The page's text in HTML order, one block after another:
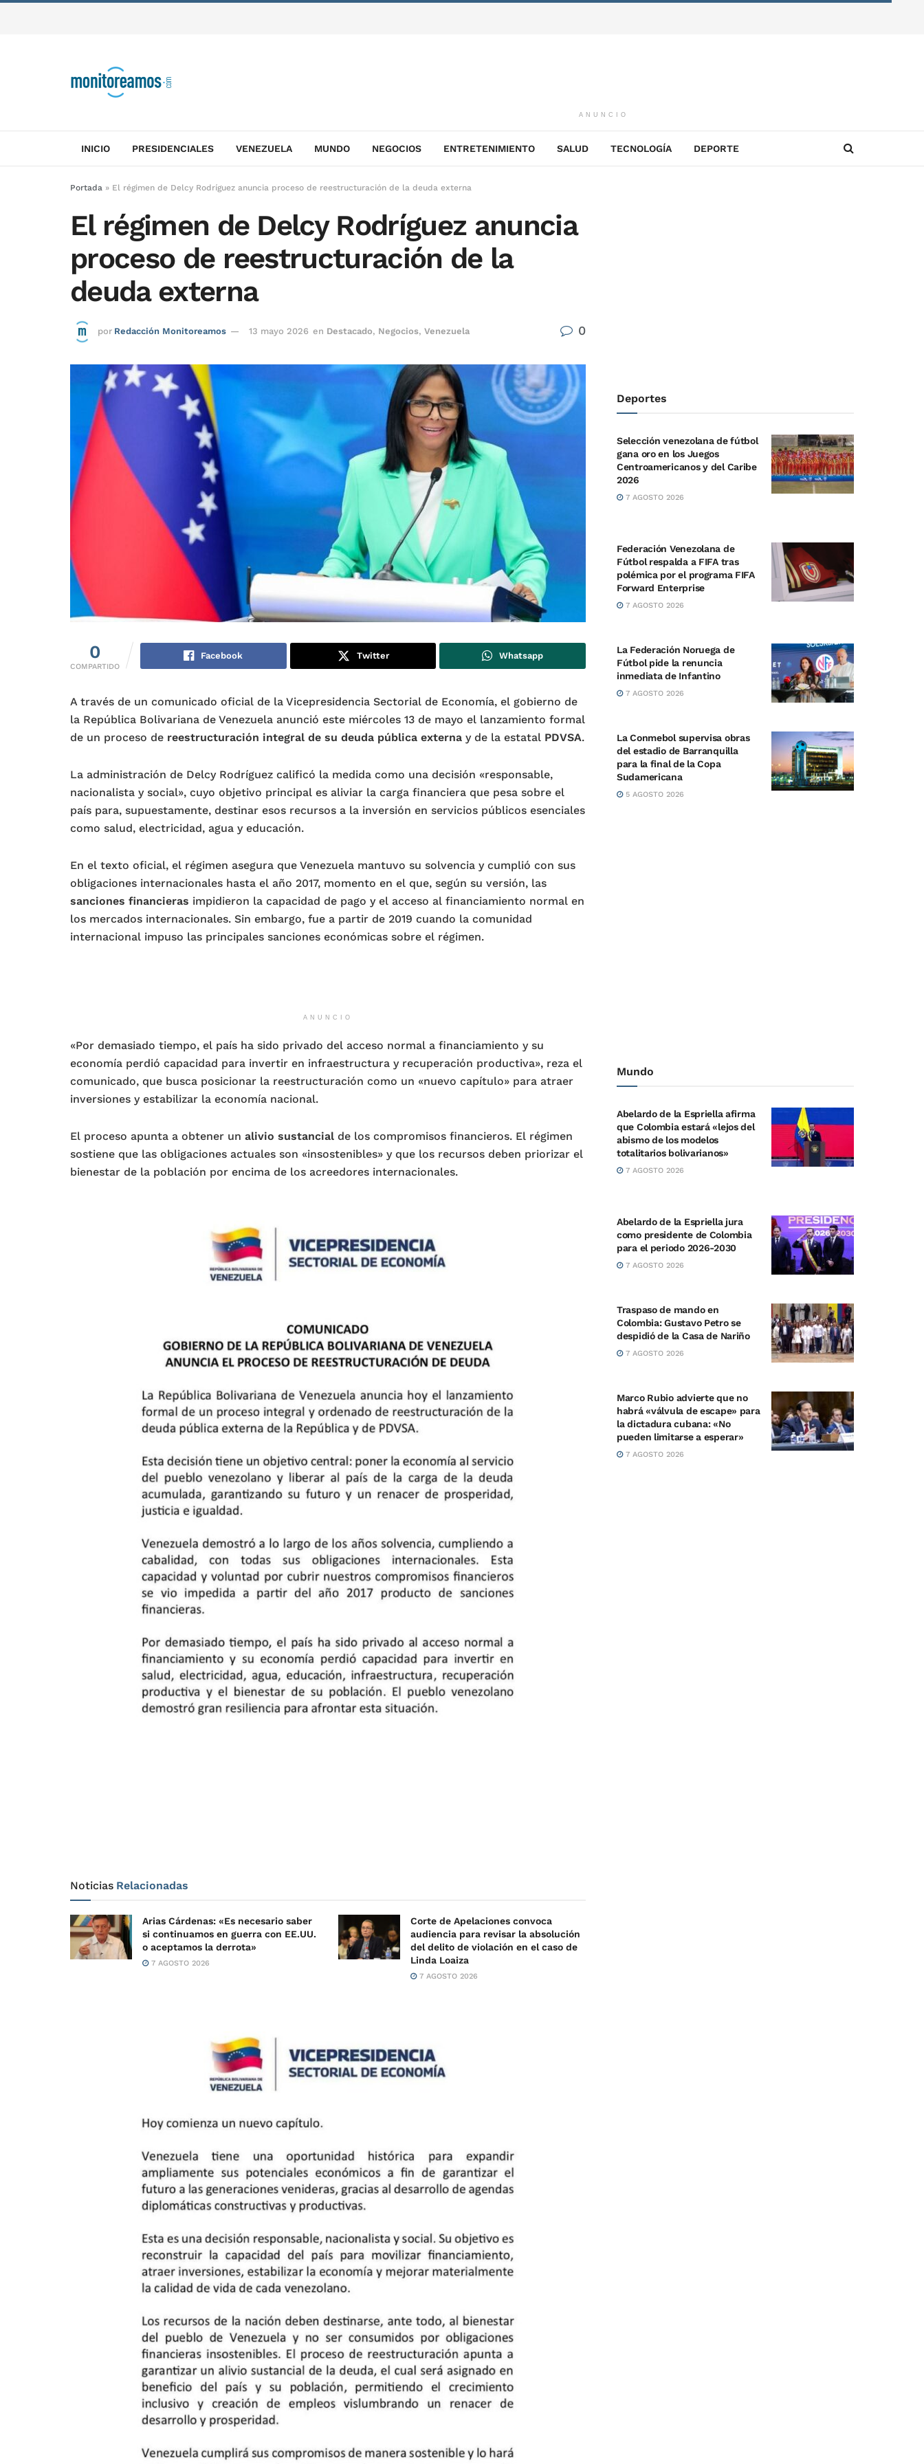
ANUNCIO
INICIO PRESIDENCIALES VENEZUELA MUNDO NEGOCIOS ENTRETENIMIENTO SALUD TECNOLOGÍA DEPORTE
Portada » El régimen de Delcy Rodríguez anuncia proceso de reestructuración de la deuda externa
El régimen de Delcy Rodríguez anuncia
proceso de reestructuración de la
deuda externa
por Redacción Monitoreamos 13 mayo 2026 en Destacado, Negocios,Venezuela 0
0
COMPARTIDO
Facebook Twitter Whatsapp
A través de un comunicado oficial de la Vicepresidencia Sectorial de Economía, el gobierno de
la República Bolivariana de Venezuela anunció este miércoles 13 de mayo el lanzamiento formal
de un proceso de reestructuración integral de su deuda pública externa y de la estatal PDVSA.
La administración de Delcy Rodríguez calificó la medida como una decisión «responsable,
nacionalista y social», cuyo objetivo principal es aliviar la carga financiera que pesa sobre el
país para, supuestamente, destinar esos recursos a la inversión en servicios públicos esenciales
como salud, electricidad, agua y educación.
En el texto oficial, el régimen asegura que Venezuela mantuvo su solvencia y cumplió con sus
obligaciones internacionales hasta el año 2017, momento en el que, según su versión, las
sanciones financieras impidieron la capacidad de pago y el acceso al financiamiento normal en
los mercados internacionales. Sin embargo, fue a partir de 2019 cuando la comunidad
internacional impuso las principales sanciones económicas sobre el régimen.
ANUNCIO
«Por demasiado tiempo, el país ha sido privado del acceso normal a financiamiento y su
economía perdió capacidad para invertir en infraestructura y recuperación productiva», reza el
comunicado, que busca posicionar la reestructuración como un «nuevo capítulo» para atraer
inversiones y estabilizar la economía nacional.
El proceso apunta a obtener un alivio sustancial de los compromisos financieros. El régimen
sostiene que las obligaciones actuales son «insostenibles» y que los recursos deben priorizar el
bienestar de la población por encima de los acreedores internacionales.
Noticias Relacionadas
Arias Cárdenas: «Es necesario saber
si continuamos en guerra con EE.UU.
o aceptamos la derrota»
7 AGOSTO 2026
Corte de Apelaciones convoca
audiencia para revisar la absolución
del delito de violación en el caso de
Linda Loaiza
7 AGOSTO 2026
Deportes
Selección venezolana de fútbol
gana oro en los Juegos
Centroamericanos y del Caribe
2026
7 AGOSTO 2026
Federación Venezolana de
Fútbol respalda a FIFA tras
polémica por el programa FIFA
Forward Enterprise
7 AGOSTO 2026
La Federación Noruega de
Fútbol pide la renuncia
inmediata de Infantino
7 AGOSTO 2026
La Conmebol supervisa obras
del estadio de Barranquilla
para la final de la Copa
Sudamericana
5 AGOSTO 2026
Mundo
Abelardo de la Espriella afirma
que Colombia estará «lejos del
abismo de los modelos
totalitarios bolivarianos»
7 AGOSTO 2026
Abelardo de la Espriella jura
como presidente de Colombia
para el periodo 2026-2030
7 AGOSTO 2026
Traspaso de mando en
Colombia: Gustavo Petro se
despidió de la Casa de Nariño
7 AGOSTO 2026
Marco Rubio advierte que no
habrá «válvula de escape» para
la dictadura cubana: «No
pueden limitarse a esperar»
7 AGOSTO 2026